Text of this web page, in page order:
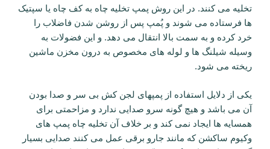
تخلیه می کنند. در این روش پمپ تخلیه چاه به کف چاه یا سپتیک
ها فرستاده می شوند و پُمپ پس از روشن شدن فاضلاب را
خرد کرده و به سمت بالا انتقال می دهد. و این فضولات به
وسیله شیلنگ ها و لوله های مخصوص به درون مخزن ماشین
ریخته می شود.
یکی از دلایل استفاده از پمپهای لجن کش بی سر و صدا بودن
آن می باشد و هیچ گونه سرو صدایی ندارد و مزاحمتی برای
همسایه ها ایجاد نمی کند و بر خلاف آن تخلیه چاه پمپ های
وکیوم ساکشن که مانند جارو برقی عمل می کنند صدایی بسیار